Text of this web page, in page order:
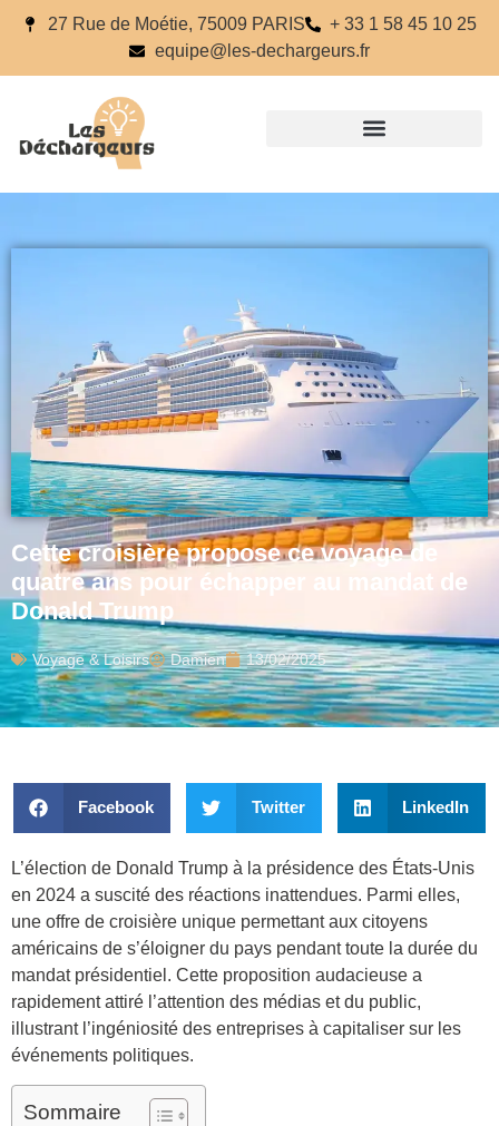
27 Rue de Moétie, 75009 PARIS
+ 33 1 58 45 10 25
equipe@les-dechargeurs.fr
Cette croisière propose ce voyage de
quatre ans pour échapper au mandat de
Donald Trump
Voyage & Loisirs Damien 13/02/2025
Facebook Twitter LinkedIn
L’élection de Donald Trump à la présidence des États-Unis
en 2024 a suscité des réactions inattendues. Parmi elles,
une offre de croisière unique permettant aux citoyens
américains de s’éloigner du pays pendant toute la durée du
mandat présidentiel. Cette proposition audacieuse a
rapidement attiré l’attention des médias et du public,
illustrant l’ingéniosité des entreprises à capitaliser sur les
événements politiques.
Sommaire